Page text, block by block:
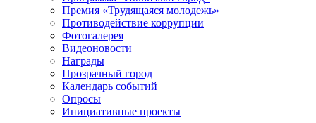
Премия «Трудящаяся молодежь»
Противодействие коррупции
Фотогалерея
Видеоновости
Награды
Прозрачный город
Календарь событий
Опросы
Инициативные проекты